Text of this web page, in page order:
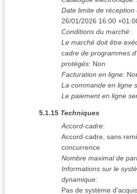
Date limite de réception
26/01/2026 16:00
Conditions du marché:
Le marché doit être
cadre de programmes
protégés: Non
Facturation en ligne:
La commande en ligne
Le paiement en ligne
5.1.15 Techniques
Accord-cadre:
Accord-cadre, sans
concurrence
Nombre maximal de
Informations sur le
dynamique:
Pas de système